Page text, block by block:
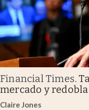
Financial Times.
mercado y
Claire Jones